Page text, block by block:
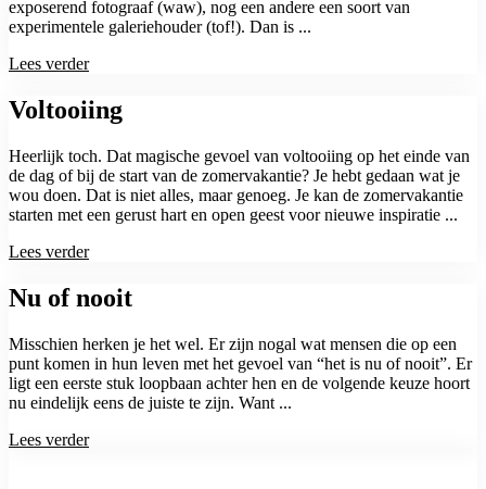
exposerend fotograaf (waw), nog een andere een soort van
experimentele galeriehouder (tof!). Dan is ...
Lees verder
Voltooiing
Heerlijk toch. Dat magische gevoel van voltooiing op het einde van
de dag of bij de start van de zomervakantie? Je hebt gedaan wat je
wou doen. Dat is niet alles, maar genoeg. Je kan de zomervakantie
starten met een gerust hart en open geest voor nieuwe inspiratie ...
Lees verder
Nu of nooit
Misschien herken je het wel. Er zijn nogal wat mensen die op een
punt komen in hun leven met het gevoel van “het is nu of nooit”. Er
ligt een eerste stuk loopbaan achter hen en de volgende keuze hoort
nu eindelijk eens de juiste te zijn. Want ...
Lees verder